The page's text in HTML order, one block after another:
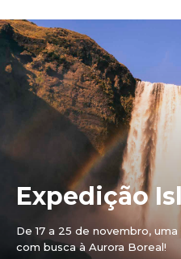
Expedição
De 17 a 25 de novembro,
com busca à Aurora Boreal!